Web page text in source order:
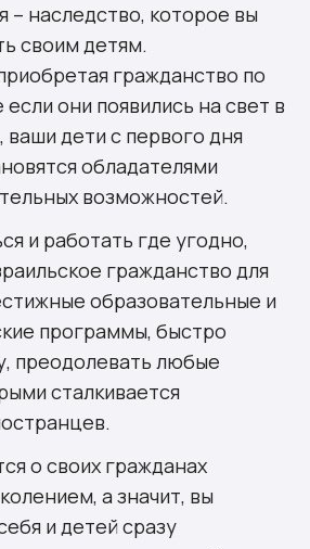
– наследство, которое вы
своим детям.
гражданство по
они появились на свет в
дети с первого дня
обладателями
возможностей.
и работать где угодно,
гражданство для
образовательные и
программы, быстро
преодолевать любые
сталкивается
о своих гражданах
а значит, вы
и детей сразу